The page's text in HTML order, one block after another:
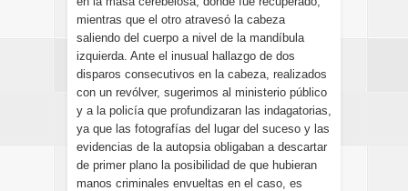
mientras que el otro atravesó la cabeza
saliendo del cuerpo a nivel de la mandíbula
izquierda. Ante el inusual hallazgo de dos
disparos consecutivos en la cabeza, realizados
con un revólver, sugerimos al ministerio público
y a la policía que profundizaran las indagatorias,
ya que las fotografías del lugar del suceso y las
evidencias de la autopsia obligaban a descartar
de primer plano la posibilidad de que hubieran
manos criminales envueltas en el caso, es